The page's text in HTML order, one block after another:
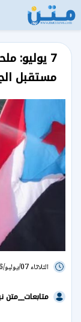
7 يوليو:
مستقبل
الثلاثاء 07/يوليو/2026 - 09:47 ص
متابعات__متن